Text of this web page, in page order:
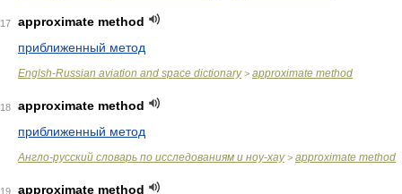
17
approximate method
приближенный метод
Englsh-Russian aviation and space dictionary> approximate method
18
approximate method
приближенный метод
Англо-русский словарь по исследованиям и ноу-хау> approximate method
19 approximate method